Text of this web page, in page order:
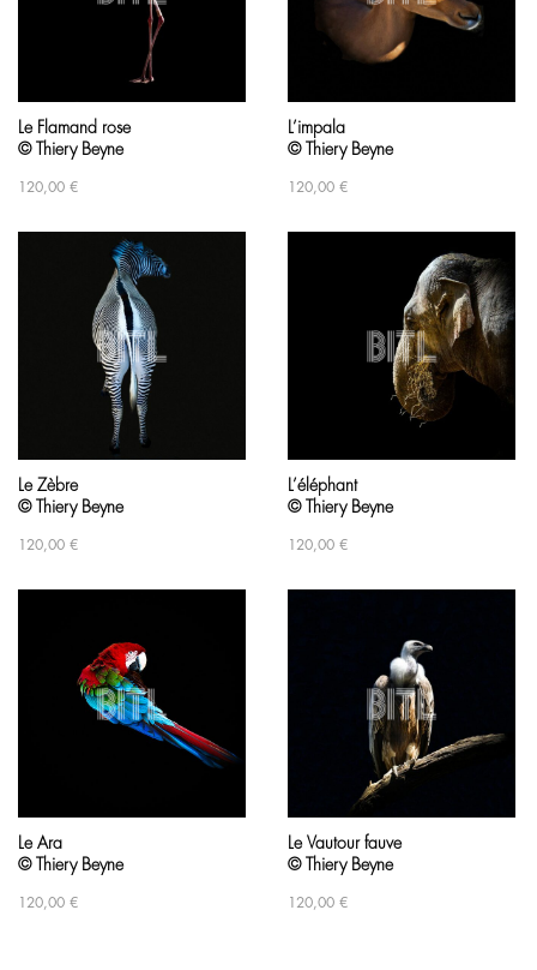
Le Flamand rose
© Thiery Beyne
120,00 €
L’impala
© Thiery Beyne
120,00 €
Le Zèbre
© Thiery Beyne
120,00 €
L’éléphant
© Thiery Beyne
120,00 €
Le Ara
© Thiery Beyne
120,00 €
Le Vautour fauve
© Thiery Beyne
120,00 €